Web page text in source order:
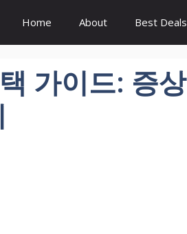
Home About Best Deals
가이드: 증상